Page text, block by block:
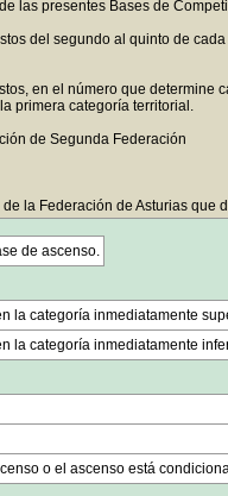
las presentes Bases de
del segundo al quinto de
en el número que determine
primera categoría territorial.
de Segunda Federación
la Federación de Asturias que
de ascenso.
la categoría inmediatamente
la categoría inmediatamente
o el ascenso está